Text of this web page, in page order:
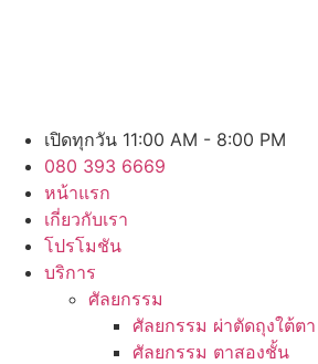
เปิดทุกวัน 11:00 AM - 8:00 PM
080 393 6669
หน้าแรก
เกี่ยวกับเรา
โปรโมชัน
บริการ
ศัลยกรรม
ศัลยกรรม ผ่าตัดถุงใต้ตา
ศัลยกรรม ตาสองชั้น